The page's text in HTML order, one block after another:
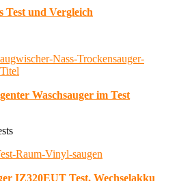
Test und Vergleich
Waschsauger im Test
IZ320EUT Test, Wechselakku